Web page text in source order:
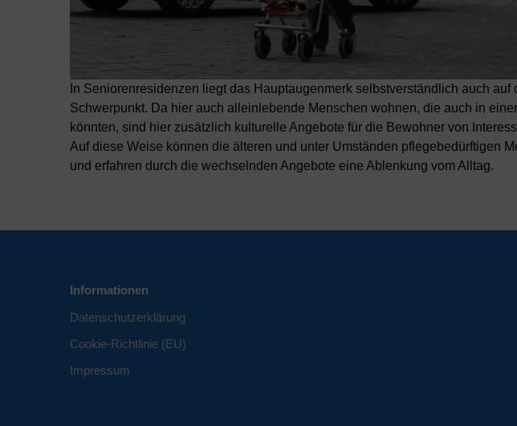
In Seniorenresidenzen liegt das Hauptaugenmerk selbstverständlich auch
Schwerpunkt. Da hier auch alleinlebende Menschen wohnen, die auch in
könnten, sind hier zusätzlich kulturelle Angebote für die Bewohner von
Auf diese Weise können die älteren und unter Umständen pflegebedürftigen
und erfahren durch die wechselnden Angebote eine Ablenkung vom Alltag.
Informationen
Datenschutzerklärung
Cookie-Richtlinie (EU)
Impressum